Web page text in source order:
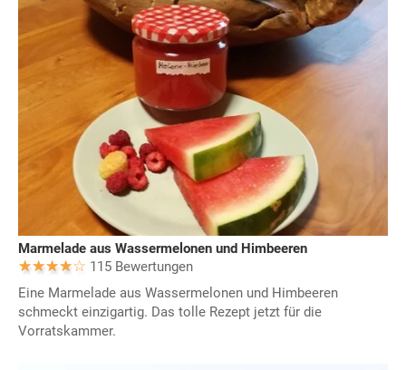
Marmelade aus Wassermelonen und Himbeeren
115 Bewertungen
Eine Marmelade aus Wassermelonen und Himbeeren
schmeckt einzigartig. Das tolle Rezept jetzt für die
Vorratskammer.